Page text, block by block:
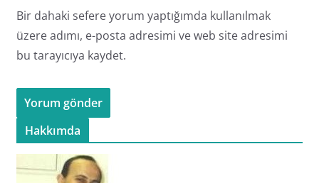
Bir dahaki sefere yorum yaptığımda kullanılmak
üzere adımı, e-posta adresimi ve web site adresimi
bu tarayıcıya kaydet.
Hakkımda